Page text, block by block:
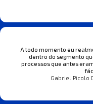
A todo momento eu
dentro do segmento
processos que antes
Gabriel Picolo